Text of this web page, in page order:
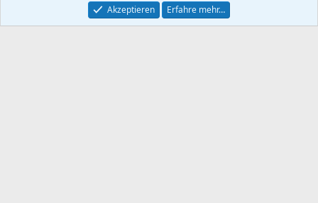
Akzeptieren
Erfahre mehr…